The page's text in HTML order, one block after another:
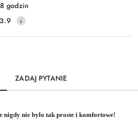
Wyślij
godzin
ZADAJ PYTANIE
nigdy nie było tak proste i komfortowe!